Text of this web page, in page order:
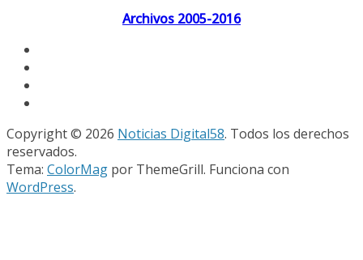
Archivos 2005-2016
Copyright © 2026 Noticias Digital58. Todos los derechos
reservados.
Tema: ColorMag por ThemeGrill. Funciona con
WordPress.